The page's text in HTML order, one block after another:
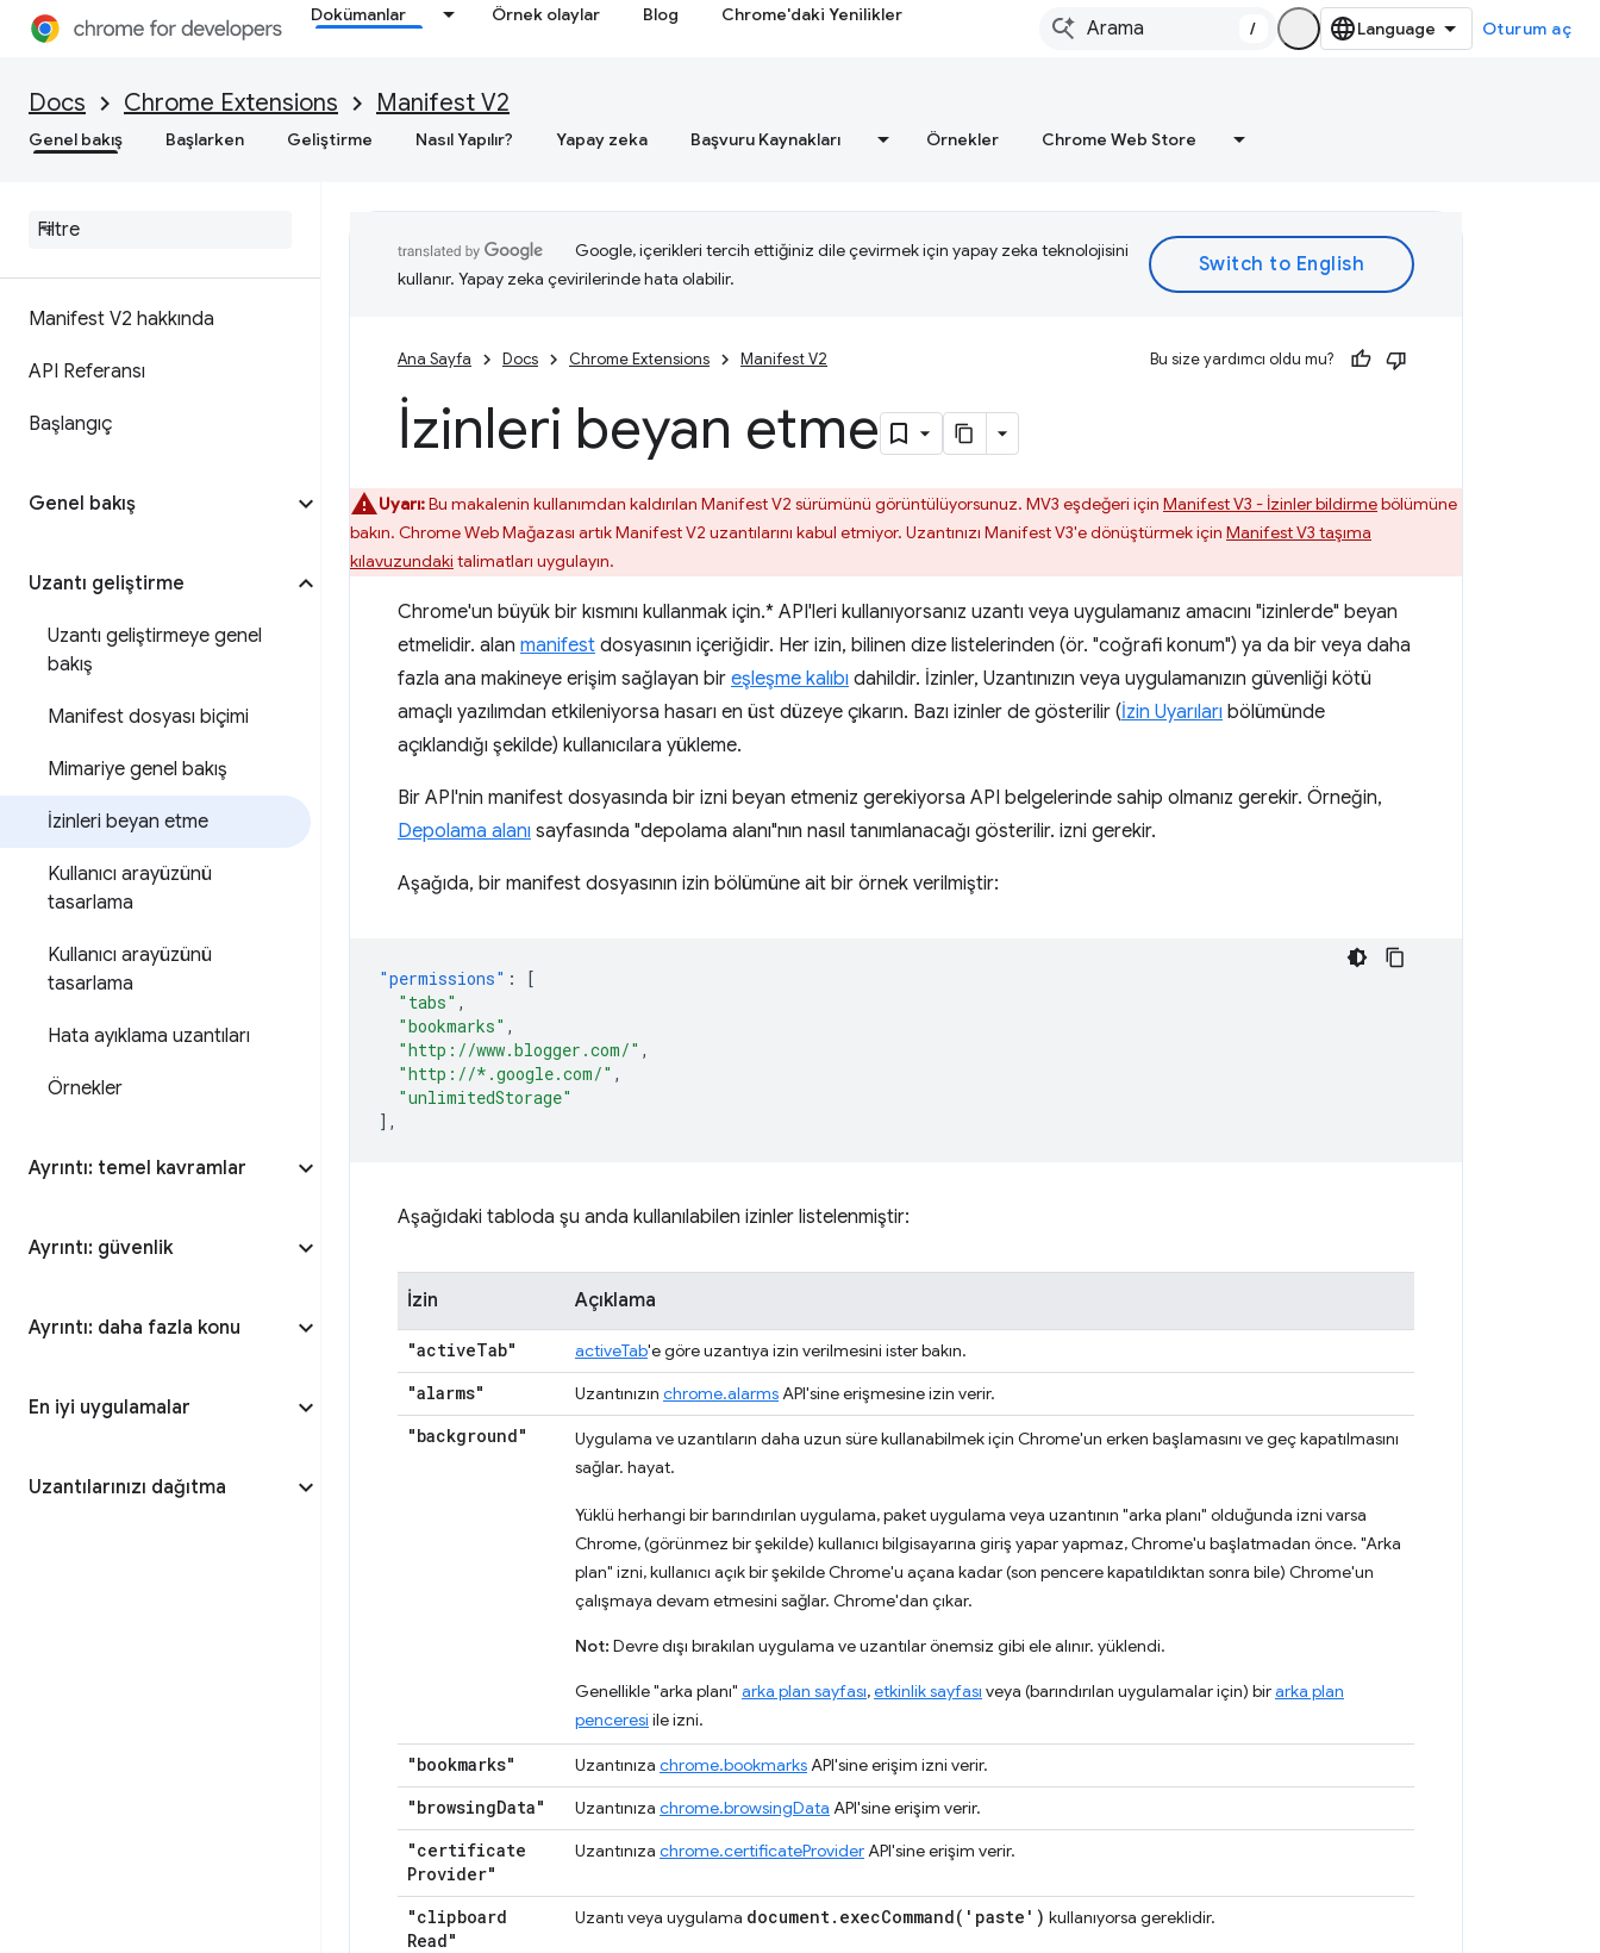
Dokümanlar Örnek olaylar Blog Chrome'daki Yenilikler
/ Oturum aç
Docs Chrome Extensions Manifest V2
Genel bakış Başlarken Geliştirme Nasıl Yapılır? Yapay zeka Başvuru Kaynakları Örnekler Chrome Web Store
Manifest V2 hakkında
API Referansı
Başlangıç
Genel bakış
Uzantı geliştirme
Uzantı geliştirmeye genel
bakış
Manifest dosyası biçimi
Mimariye genel bakış
İzinleri beyan etme
Kullanıcı arayüzünü
tasarlama
Kullanıcı arayüzünü
tasarlama
Hata ayıklama uzantıları
Örnekler
Ayrıntı: temel kavramlar
Ayrıntı: güvenlik
Ayrıntı: daha fazla konu
En iyi uygulamalar
Uzantılarınızı dağıtma
Google, içerikleri tercih ettiğiniz dile çevirmek için yapay zeka teknolojisini
kullanır. Yapay zeka çevirilerinde hata olabilir.
Ana Sayfa Docs Chrome Extensions Manifest V2 Bu size yardımcı oldu mu?
İzinleri beyan etme
Uyarı:Bu makalenin kullanımdan kaldırılan Manifest V2 sürümünü görüntülüyorsunuz. MV3 eşdeğeri için Manifest V3 - İzinler bildirmebölümüne
bakın. Chrome Web Mağazası artık Manifest V2 uzantılarını kabul etmiyor. Uzantınızı Manifest V3'e dönüştürmek için Manifest V3 taşıma
kılavuzundaki talimatları uygulayın.
Chrome'un büyük bir kısmını kullanmak için.* API'leri kullanıyorsanız uzantı veya uygulamanız amacını "izinlerde" beyan
etmelidir. alan manifest dosyasının içeriğidir. Her izin, bilinen dize listelerinden (ör. "coğrafi konum") ya da bir veya daha
fazla ana makineye erişim sağlayan bir eşleşme kalıbı dahildir. İzinler, Uzantınızın veya uygulamanızın güvenliği kötü
amaçlı yazılımdan etkileniyorsa hasarı en üst düzeye çıkarın. Bazı izinler de gösterilir (İzin Uyarıları bölümünde
açıklandığı şekilde) kullanıcılara yükleme.
Bir API'nin manifest dosyasında bir izni beyan etmeniz gerekiyorsa API belgelerinde sahip olmanız gerekir. Örneğin,
Depolama alanı sayfasında "depolama alanı"nın nasıl tanımlanacağı gösterilir. izni gerekir.
Aşağıda, bir manifest dosyasının izin bölümüne ait bir örnek verilmiştir:
"permissions" :
[
"tabs" ,
"bookmarks" ,
"http://www.blogger.com/" ,
"http://*.google.com/" ,
"unlimitedStorage"
],
Aşağıdaki tabloda şu anda kullanılabilen izinler listelenmiştir:
İzin Açıklama
"activeTab" activeTab'e göre uzantıya izin verilmesini ister bakın.
"alarms" Uzantınızın chrome.alarmsAPI'sine erişmesine izin verir.
"background"
Uygulama ve uzantıların daha uzun süre kullanabilmek için Chrome'un erken başlamasını ve geç kapatılmasını
sağlar. hayat.
Yüklü herhangi bir barındırılan uygulama, paket uygulama veya uzantının "arka planı" olduğunda izni varsa
Chrome, (görünmez bir şekilde) kullanıcı bilgisayarına giriş yapar yapmaz, Chrome'u başlatmadan önce. "Arka
plan" izni, kullanıcı açık bir şekilde Chrome'u açana kadar (son pencere kapatıldıktan sonra bile) Chrome'un
çalışmaya devam etmesini sağlar. Chrome'dan çıkar.
Not: Devre dışı bırakılan uygulama ve uzantılar önemsiz gibi ele alınır. yüklendi.
Genellikle "arka planı" arka plan sayfası,etkinlik sayfası veya (barındırılan uygulamalar için) birarka plan
penceresi ile izni.
"bookmarks" Uzantınıza chrome.bookmarksAPI'sine erişim izni verir.
"browsingData" Uzantınıza chrome.browsingData API'sine erişim verir.
"certificate
Provider"
Uzantınıza chrome.certificateProviderAPI'sine erişim verir.
"clipboard
Read"
Uzantı veya uygulama document. execCommand( 'paste') kullanıyorsa gereklidir.